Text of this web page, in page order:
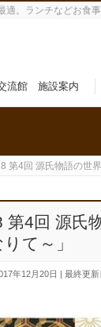
。ランチなどお食事
流館 施設案内
第4回 源氏物語の世
第4回 源氏
て～」
年12月20日 最終更新